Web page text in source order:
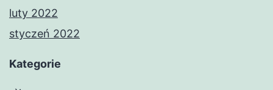
luty 2022
styczeń 2022
Kategorie